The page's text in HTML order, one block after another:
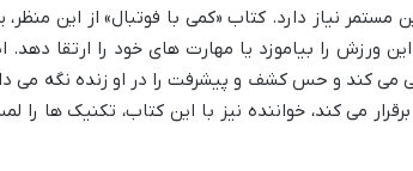
مستمر نیاز دارد. کتاب «کمی با فوتبال» از این
ورزش را بیاموزد یا مهارت های خود را ارتقا دهد.
می کند و حس کشف و پیشرفت را در او زنده نگه می
می کند، خواننده نیز با این کتاب، تکنیک ها